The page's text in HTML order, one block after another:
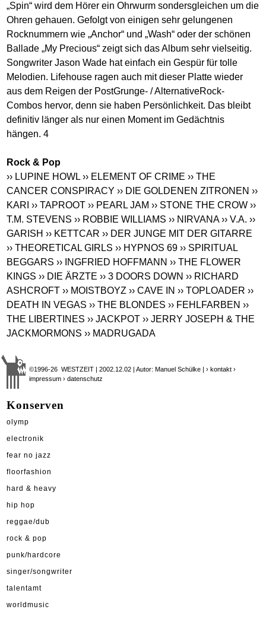
„Spin“ wird dem Hörer ein Ohrwurm sondersgleichen um die
Ohren gehauen. Gefolgt von einigen sehr gelungenen
Rocknummern wie „Anchor“ und „Wash“ oder der schönen
Ballade „My Precious“ zeigt sich das Album sehr vielseitig.
Songwriter Jason Wade hat einfach ein Gespür für tolle
Melodien. Lifehouse ragen auch mit dieser Platte wieder
aus dem Reigen der PostGrunge- / AlternativeRock-
Combos hervor, denn sie haben Persönlichkeit. Das bleibt
definitiv länger als nur einen Moment im Gedächtnis
hängen. 4
Rock & Pop
›› LUPINE HOWL ›› ELEMENT OF CRIME ›› THE
CANCER CONSPIRACY ›› DIE GOLDENEN ZITRONEN ››
KARI ›› TAPROOT ›› PEARL JAM ›› STONE THE CROW ››
T.M. STEVENS ›› ROBBIE WILLIAMS ›› NIRVANA ›› V.A. ››
GARISH ›› KETTCAR ›› DER JUNGE MIT DER GITARRE
›› THEORETICAL GIRLS ›› HYPNOS 69 ›› SPIRITUAL
BEGGARS ›› INGFRIED HOFFMANN ›› THE FLOWER
KINGS ›› DIE ÄRZTE ›› 3 DOORS DOWN ›› RICHARD
ASHCROFT ›› MOISTBOYZ ›› CAVE IN ›› TOPLOADER ››
DEATH IN VEGAS ›› THE BLONDES ›› FEHLFARBEN ››
THE LIBERTINES ›› JACKPOT ›› JERRY JOSEPH & THE
JACKMORMONS ›› MADRUGADA
©1996-26 WESTZEIT | 2002.12.02 | Autor: Manuel Schülke |› kontakt ›
impressum › datenschutz
Konserven
olymp
electronik
fear no jazz
floorfashion
hard & heavy
hip hop
reggae/dub
rock & pop
punk/hardcore
singer/songwriter
talentamt
worldmusic